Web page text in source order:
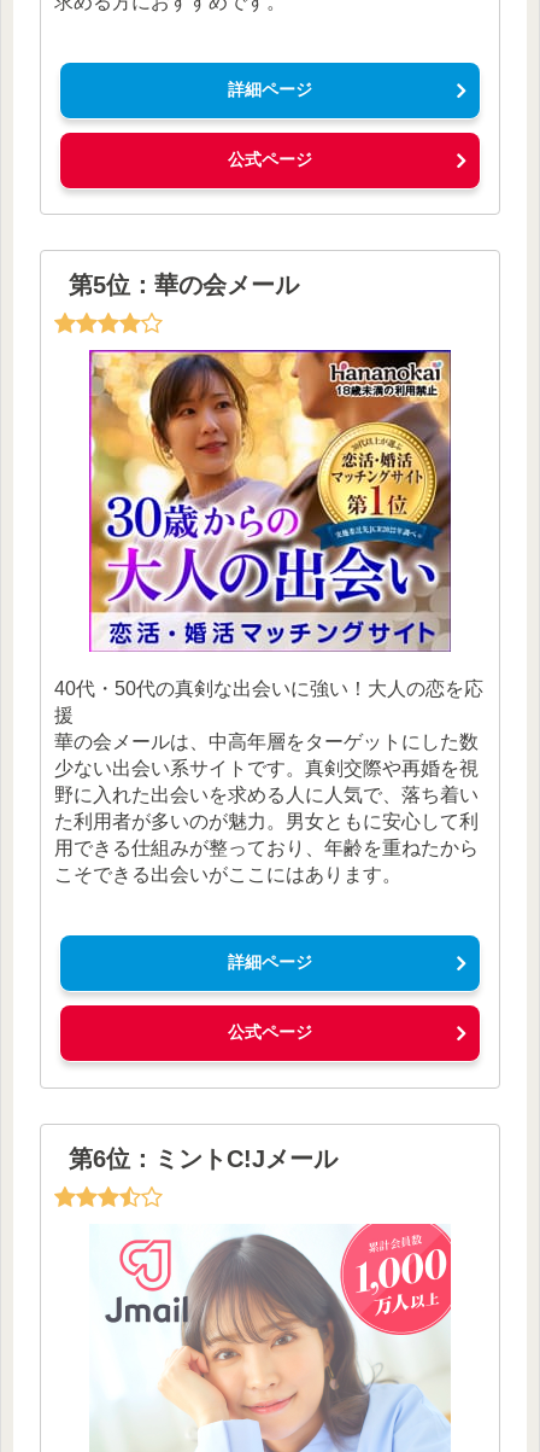
詳細ページ
公式ページ
第5位：華の会メール
40代・50代の真剣な出会いに強い！大人の恋を応
援
華の会メールは、中高年層をターゲットにした数
少ない出会い系サイトです。真剣交際や再婚を視
野に入れた出会いを求める人に人気で、落ち着い
た利用者が多いのが魅力。男女ともに安心して利
用できる仕組みが整っており、年齢を重ねたから
こそできる出会いがここにはあります。
詳細ページ
公式ページ
第6位：ミントC!Jメール